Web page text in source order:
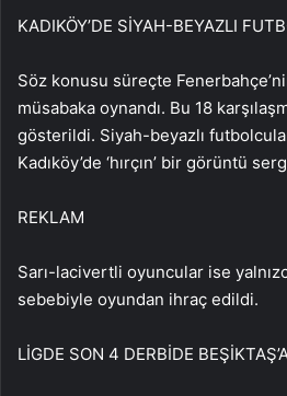
KADIKÖY’DE SİYAH-BEYAZLI
Söz konusu süreçte
müsabaka oynandı. Bu 18
gösterildi. Siyah-beyazlı
Kadıköy’de ‘hırçın’ bir görüntü
REKLAM
Sarı-lacivertli oyuncular ise
sebebiyle oyundan ihraç edildi.
LİGDE SON 4 DERBİDE